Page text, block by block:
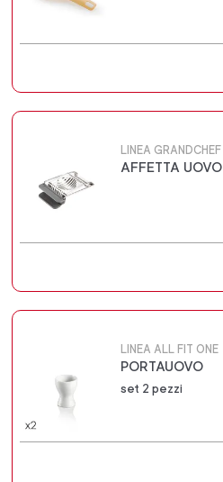
LINEA GRANDCHEF
AFFETTA UOVO
LINEA ALL FIT ONE
PORTAUOVO
set 2 pezzi